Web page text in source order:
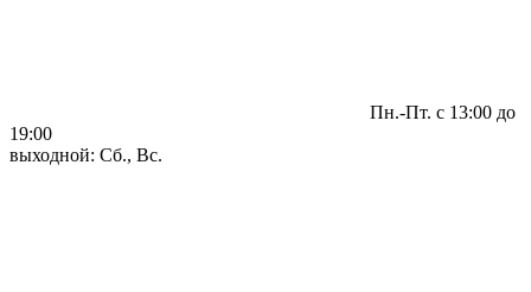
Пн.-Пт. с 13:00 до
19:00
выходной: Сб., Вс.